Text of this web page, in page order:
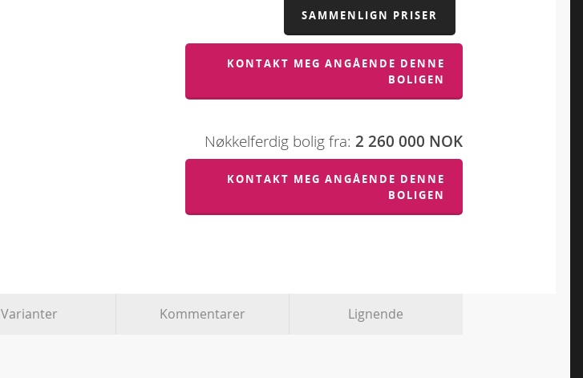
SAMMENLIGN PRISER
KONTAKT MEG ANGÅENDE DENNE
BOLIGEN
Nøkkelferdig bolig fra: 2 260 000 NOK
KONTAKT MEG ANGÅENDE DENNE
BOLIGEN
Varianter Kommentarer Lignende